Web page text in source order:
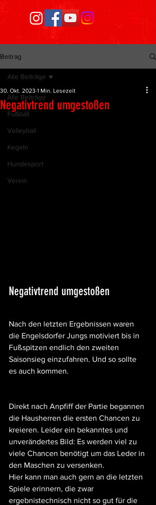
Beitrag
Alle Beiträge
Fußball
Volleyball
Kegeln
Hundesport
Verein
Alle Beiträge
Negativtrend umgestoßen
30. Okt. 2023 1 Min. Lesezeit
Negativtrend umgestoßen
Nach den letzten Ergebnissen waren
die Engelsdorfer Jungs motiviert bis in
Fußspitzen endlich den zweiten
Saisonsieg einzufahren. Und so sollte
es auch kommen.
Direkt nach Anpfiff der Partie begannen
die Hausherren die ersten Chancen zu
kreieren. Leider ein bekanntes und
unverändertes Bild: Es werden viel zu
viele Chancen benötigt um das Leder in
den Maschen zu versenken.
Hier kann man auch gern an die letzten
Spiele erinnern, die zwar
ergebnistechnisch nicht so gut für die